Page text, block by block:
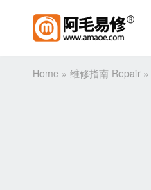
Home » 维修指南 Repair »